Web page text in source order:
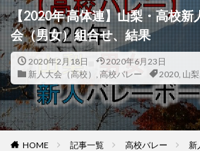
【2020年 高体連】山梨・高校新
会（男女）組合せ、結果
2020年2月18日
2020年6月23日
新人大会（高校） , 高校バレー 2020, 山梨,
HOME 記事一覧 高校バレー 新